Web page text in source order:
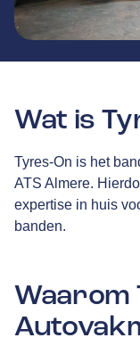
Wat is
Tyres-On is het
ATS Almere.
expertise in huis
banden.
Waarom